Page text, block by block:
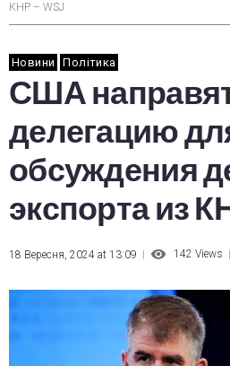
КНР – WSJ
Новини Політика
США
делегацию
обсуждения
экспорта из
18 Вересня, 2024 at 13:09 142 Views